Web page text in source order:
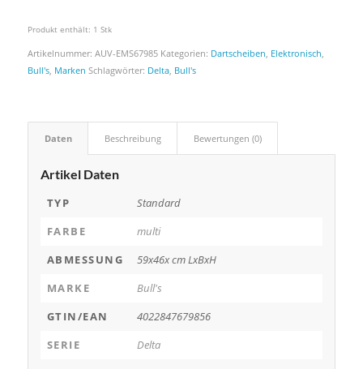
Produkt enthält: 1 Stk
Artikelnummer: AUV-EMS67985 Kategorien: Dartscheiben Elektronisch
Bull's, Marken Schlagwörter: Delta, Bull's
Daten Beschreibung Bewertungen (0)
Artikel Daten
TYP
Standard
FARBE
multi
ABMESSUNG
59x46x cm LxBxH
MARKE
Bull's
GTIN/EAN
4022847679856
SERIE
Delta